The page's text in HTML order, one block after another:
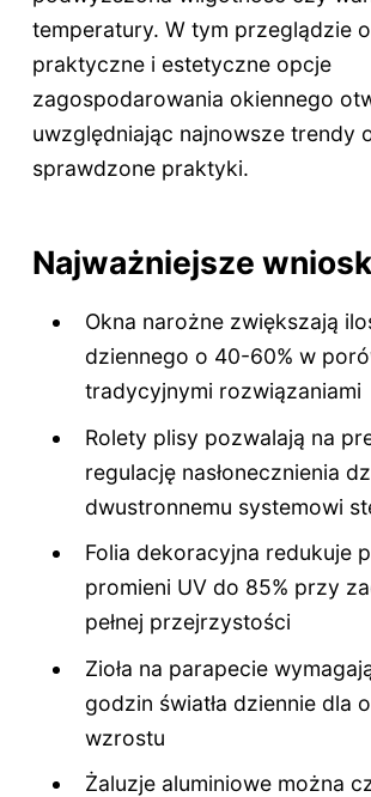
temperatury. W tym przeglądzie
praktyczne i estetyczne opcje
zagospodarowania okiennego
uwzględniając najnowsze trendy
sprawdzone praktyki.
Najważniejsze
Okna narożne zwiększają
dziennego o 40-60% w
tradycyjnymi rozwiązaniami
Rolety plisy pozwalają na
regulację nasłonecznienia
dwustronnemu systemowi
Folia dekoracyjna redukuje
promieni UV do 85% przy
pełnej przejrzystości
Zioła na parapecie
godzin światła dziennie dla
wzrostu
Żaluzje aluminiowe można